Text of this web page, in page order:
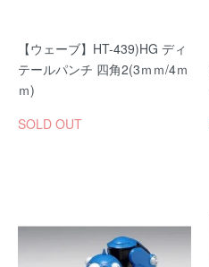
【ウェーブ】HT-439)HG ディ
テールパンチ 四角2(3ｍｍ/4ｍ
ｍ)
SOLD OUT